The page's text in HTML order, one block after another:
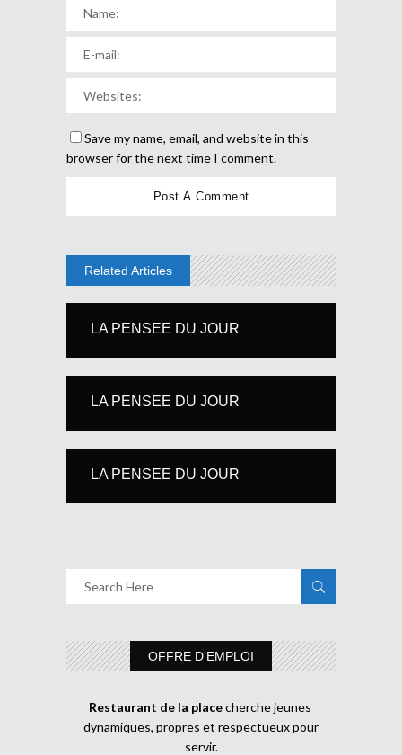
Save my name, email, and website in this
browser for the next time I comment.
Related Articles
LA PENSEE DU JOUR
LA PENSEE DU JOUR
LA PENSEE DU JOUR
OFFRE D’EMPLOI
Restaurant de la placecherche jeunes
dynamiques, propres et respectueux pour
servir.